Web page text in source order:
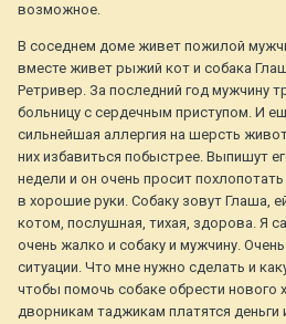
возможное.
В соседнем доме живет пожилой
вместе живет рыжий кот и собака
Ретривер. За последний год мужчину
больницу с сердечным приступом. И
сильнейшая аллергия на шерсть
них избавиться побыстрее. Выпишут
недели и он очень просит
в хорошие руки. Собаку зовут Глаша,
котом, послушная, тихая, здорова. Я
очень жалко и собаку и мужчину.
ситуации. Что мне нужно сделать и
чтобы помочь собаке обрести нового
дворникам таджикам платятся деньги